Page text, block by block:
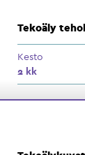
Tekoäly
Kesto
2 kk